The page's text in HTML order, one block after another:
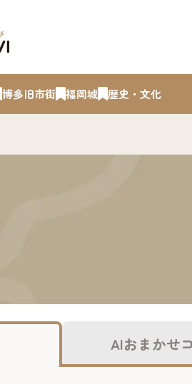
博多旧市街 福岡城 歴史・文化
AIおまかせ